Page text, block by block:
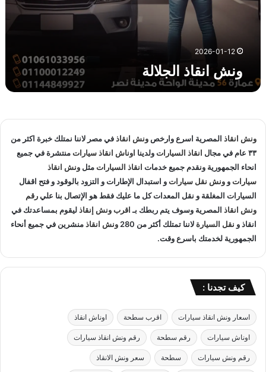
ة
2026-01-12
ونش انقاذ الجلالة
ونش انقاذ المصرية اسرع وارخص ونش انقاذفي مصر لاننا نمتلك خبرة اكثر من
٣٣ عام في مجال
انقاذ السياراتولدينا اوناش انقاذ سياراتمنتشرة في جميع
انحاء الجمهورية ونقدم جميع خدمات انقاذ السياراتمثل ونش انقاذ
سياراتو ونش نقل سياراتو استبدال الإطارات و التزود بالوقود و فتح اقفال
السيارات المغلقة و نقل المعدات كل ما عليك فقط هو الإتصال بنا عليرقم
ونش انقاذ المصرية وسوف يتم ربطك بـ اقرب ونش إنقاذليقوم بمساعدتك في
انقاذ و نقل السيارة لاننا تمتلك أكثر من 280 ونش انقاذمنشرين في جميع أنحاء
الجمهورية لخدمتك باسرع وقت.
كيف تجدنا :
اسعار ونش انقاذ سيارات اقرب سطحة اوناش انقاذ
اوناش سيارات رقم سطحة رقم ونش انقاذ سيارات
رقم ونش سيارات سطحة سعر ونش الانقاذ